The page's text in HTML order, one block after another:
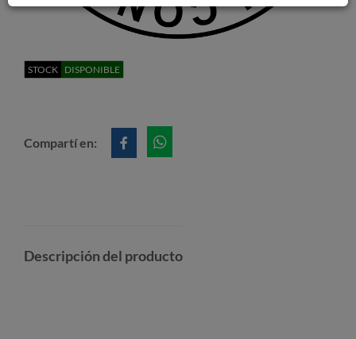
STOCK DISPONIBLE
Compartí en:
Descripción del producto